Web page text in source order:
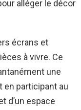
alléger le décor
écrans et
à vivre. Ce
une
en participant au
d’un espace